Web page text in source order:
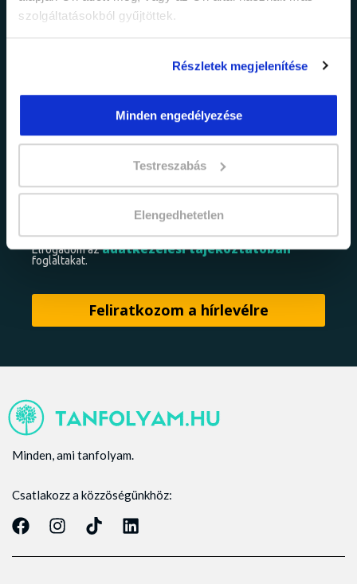
szolgáltatásokból gyűjtöttek.
Részletek megjelenítése
Minden engedélyezése
Testreszabás
Elengedhetetlen
információkról!
Értesülj elsőként legújabb tanfolyamainkról,
legfrissebb híreinkről és időszakos
Elfogadom azadatkezelési tájékoztatóban
foglaltakat.
Minden, ami tanfolyam.
Csatlakozz a közzöségünkhöz: